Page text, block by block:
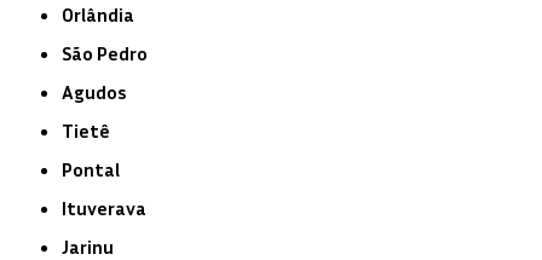
Orlândia
São Pedro
Agudos
Tietê
Pontal
Ituverava
Jarinu